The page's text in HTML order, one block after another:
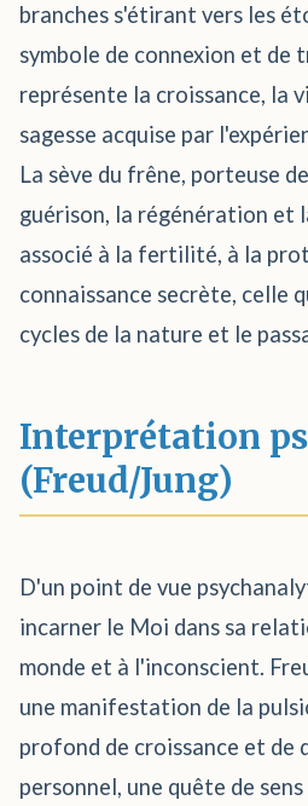
branches s'étirant vers les
symbole de connexion et de
représente la croissance, la
sagesse acquise par
La sève du frêne, porteuse
guérison, la régénération et
associé à la fertilité, à la
connaissance secrète, celle
cycles de la nature et le
Interprétation
(Freud/Jung)
D'un point de vue
incarner le Moi dans sa
monde et à l'inconscient.
une manifestation de la
profond de croissance et de
personnel, une quête de